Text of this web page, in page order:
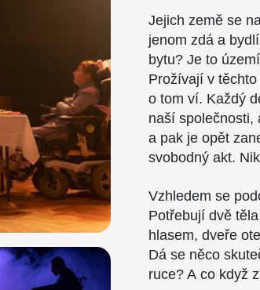
Jejich země se
jenom zdá a
bytu? Je to
Prožívají v
o tom ví. Každý
naší společnosti,
a pak je opět
svobodný akt.
Vzhledem se
Potřebují dvě
hlasem, dveře
Dá se něco
ruce? A co když